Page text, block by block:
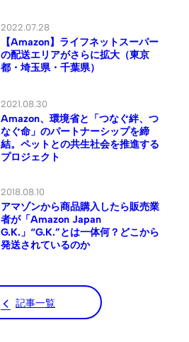
2022.07.28
【Amazon】ライフネットスーパー
の配送エリアがさらに拡大（東京
都・埼玉県・千葉県）
2021.08.30
Amazon、環境省と「つなぐ絆、つ
なぐ命」のパートナーシップを締
結。ペットとの共生社会を推進する
プロジェクト
2018.08.10
アマゾンから商品購入したら販売業
者が「Amazon Japan
G.K.」“G.K.”とは一体何？どこから
発送されているのか
記事一覧